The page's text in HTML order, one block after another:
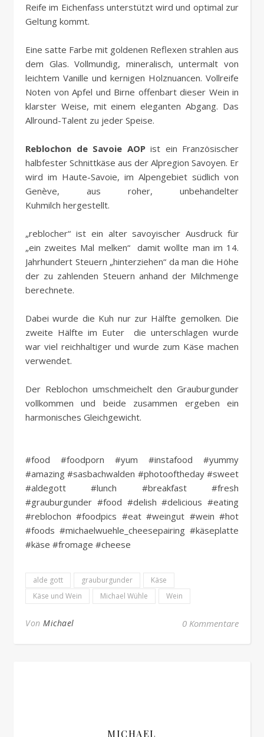
Reife im Eichenfass unterstützt wird und optimal zur
Geltung kommt.
Eine satte Farbe mit goldenen Reflexen strahlen aus
dem Glas. Vollmundig, mineralisch, untermalt von
leichtem Vanille und kernigen Holznuancen. Vollreife
Noten von Apfel und Birne offenbart dieser Wein in
klarster Weise, mit einem eleganten Abgang. Das
Allround-Talent zu jeder Speise.
Reblochon de Savoie AOPist ein Französischer
halbfester Schnittkäse aus der Alpregion Savoyen. Er
wird im Haute-Savoie, im Alpengebiet südlich von
Genève, aus roher, unbehandelter
Kuhmilch hergestellt.
„reblocher“ ist ein alter savoyischer Ausdruck für
„ein zweites Mal melken“ damit wollte man im 14.
Jahrhundert Steuern „hinterziehen“ da man die Höhe
der zu zahlenden Steuern anhand der Milchmenge
berechnete.
Dabei wurde die Kuh nur zur Hälfte gemolken. Die
zweite Hälfte im Euter die unterschlagen wurde
war viel reichhaltiger und wurde zum Käse machen
verwendet.
Der Reblochon umschmeichelt den Grauburgunder
vollkommen und beide zusammen ergeben ein
harmonisches Gleichgewicht.
#food #foodporn #yum #instafood #yummy
#amazing #sasbachwalden #photooftheday #sweet
#aldegott #lunch #breakfast #fresh
#grauburgunder #food #delish #delicious #eating
#reblochon #foodpics #eat #weingut #wein #hot
#foods #michaelwuehle_cheesepairing #käseplatte
#käse #fromage #cheese
alde gott grauburgunder
Käse
Käse und Wein
Michael Wühle Wein
Von Michael 0 Kommentare
MICHAEL